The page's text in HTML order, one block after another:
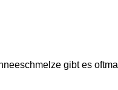
gibt es